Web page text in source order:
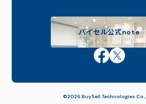
バイセル公式note
©2026 BuySell Technologies